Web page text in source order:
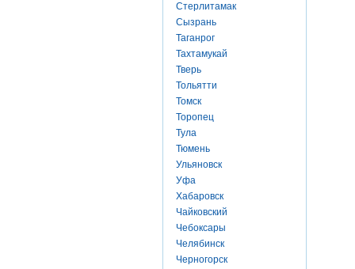
Стерлитамак
Сызрань
Таганрог
Тахтамукай
Тверь
Тольятти
Томск
Торопец
Тула
Тюмень
Ульяновск
Уфа
Хабаровск
Чайковский
Чебоксары
Челябинск
Черногорск